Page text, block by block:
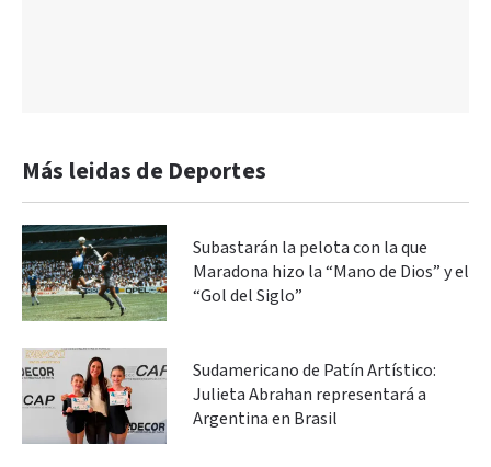
Más leidas de Deportes
Subastarán la pelota con la que
Maradona hizo la “Mano de Dios” y el
“Gol del Siglo”
Sudamericano de Patín Artístico:
Julieta Abrahan representará a
Argentina en Brasil